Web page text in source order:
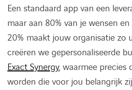
Een standaard app van een
maar aan 80% van je wensen
20% maakt jouw organisatie zo
creëren we gepersonaliseerde
Exact Synergy, waarmee precies
worden die voor jou belangrijk